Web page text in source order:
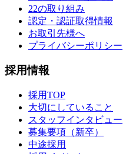
22の取り組み
認定・認証取得情報
お取引先様へ
プライバシーポリシー
採用情報
採用TOP
大切にしていること
スタッフインタビュー
募集要項（新卒）
中途採用